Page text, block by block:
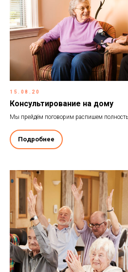
15.08.20
Консультирование на дому
Мы прейдём поговорим распишем
Подробнее